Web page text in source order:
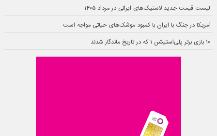
لیست قیمت جدید لاستیک‌های ایرانی در مرداد ۱۴۰۵
آمریکا در جنگ با ایران با کمبود موشک‌های حیاتی مواجه است
۱۰ بازی برتر پلی‌استیشن ۱ که در تاریخ ماندگار شدند